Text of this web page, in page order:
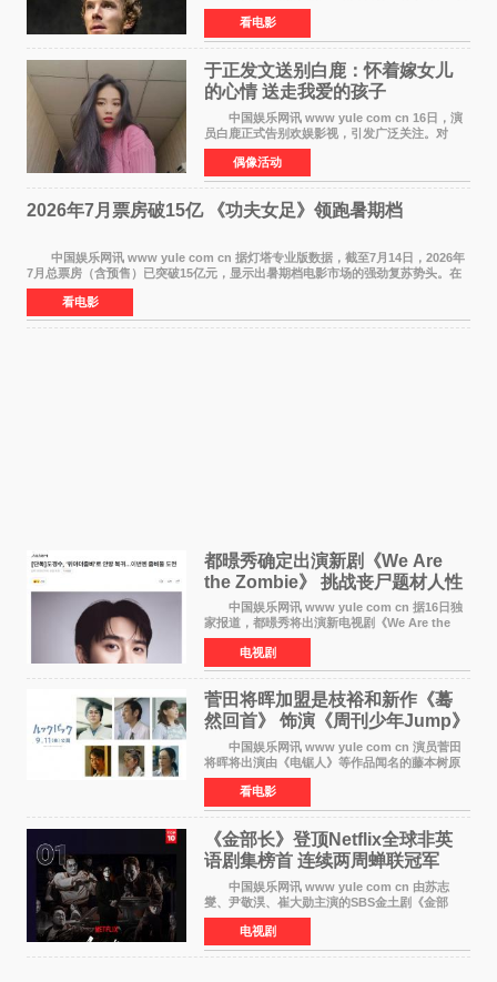
在中国内地上映。这部跨越四百年的文学经典被
搬上大银幕，为观众带来一场视觉与听觉的双重
盛宴。 《
看电影
于正发文送别白鹿：怀着嫁女儿
的心情 送走我爱的孩子
中国娱乐网讯 www yule com cn 16日，演
员白鹿正式告别欢娱影视，引发广泛关注。对
此，欢娱影视创始人于正在社交平台发文回应，
字里行间流露不舍与祝福。 于正透露，以前
每次有演员到期不
偶像活动
2026年7月票房破15亿 《功夫女足》领跑暑期档
中国娱乐网讯 www yule com cn 据灯塔专业版数据，截至7月14日，2026年
7月总票房（含预售）已突破15亿元，显示出暑期档电影市场的强劲复苏势头。在
众多上映影片中，《功夫女足》《小黄人与大
看电影
都暻秀确定出演新剧《We Are
the Zombie》 挑战丧尸题材人性
喜剧
中国娱乐网讯 www yule com cn 据16日独
家报道，都暻秀将出演新电视剧《We Are the
Zombie》，在剧中饰演主演金仁钟一角，挑战与
以往丧尸题材截然不同的人性喜剧。 新剧
《We Are t
电视剧
菅田将晖加盟是枝裕和新作《蓦
然回首》 饰演《周刊少年Jump》
编辑
中国娱乐网讯 www yule com cn 演员菅田
将晖将出演由《电锯人》等作品闻名的藤本树原
作漫画改编的电影《蓦然回首》（是枝裕和导
演）。菅田饰演的角色是初中时代两位主人公带
着完成的作品前去
看电影
《金部长》登顶Netflix全球非英
语剧集榜首 连续两周蝉联冠军
中国娱乐网讯 www yule com cn 由苏志
燮、尹敬淏、崔大勋主演的SBS金土剧《金部
长》持续席卷全球，收获海内外观众热烈反
响。 15日，据Netflix官方排行榜网站Tudum
公布的数据，SBS金土剧《
电视剧